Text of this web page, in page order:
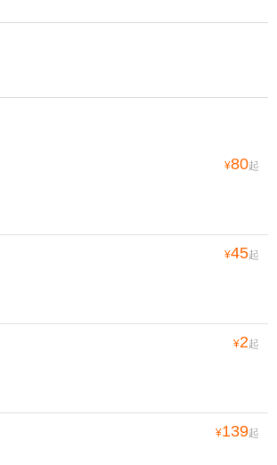
¥80起
¥45起
¥2起
¥139起